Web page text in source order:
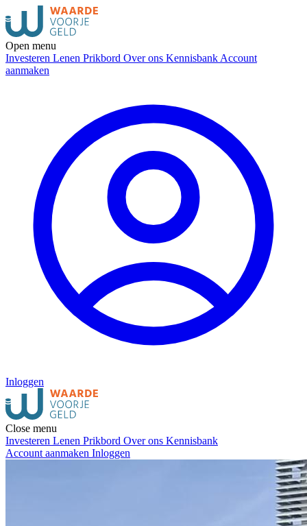
Open menu
Investeren Lenen Prikbord Over ons Kennisbank Account
aanmaken
Inloggen
Close menu
Investeren Lenen Prikbord Over ons Kennisbank
Account aanmaken Inloggen